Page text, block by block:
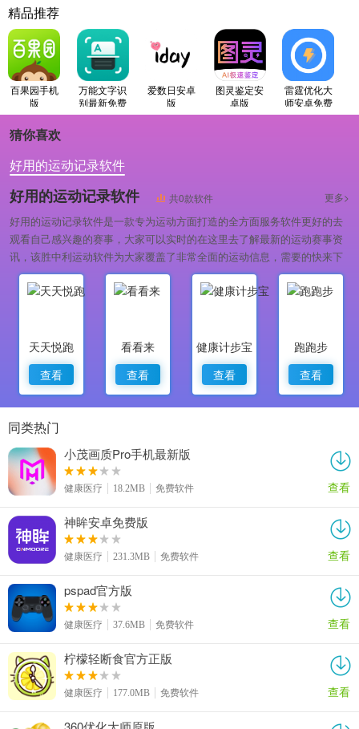
精品推荐
百果园手机
版
万能文字识
别最新免费
版
爱数日安卓
版
图灵鉴定安
卓版
雷霆优化大
师安卓免费
版
猜你喜欢
好用的运动记录软件
好用的运动记录软件 共0款软件 更多>
好用的运动记录软件是一款专为运动方面打造的全方面服务软件更好的去
观看自己感兴趣的赛事，大家可以实时的在这里去了解最新的运动赛事资
讯，该胜中利运动软件为大家覆盖了非常全面的运动信息，需要的快来下
载使用吧。
天天悦跑
查看
看看来
查看
健康计步宝
查看
跑跑步
查看
同类热门
小茂画质Pro手机最新版
健康医疗 18.2MB 免费软件 查看
神眸安卓免费版
健康医疗 231.3MB 免费软件 查看
pspad官方版
健康医疗 37.6MB 免费软件 查看
柠檬轻断食官方正版
健康医疗 177.0MB 免费软件 查看